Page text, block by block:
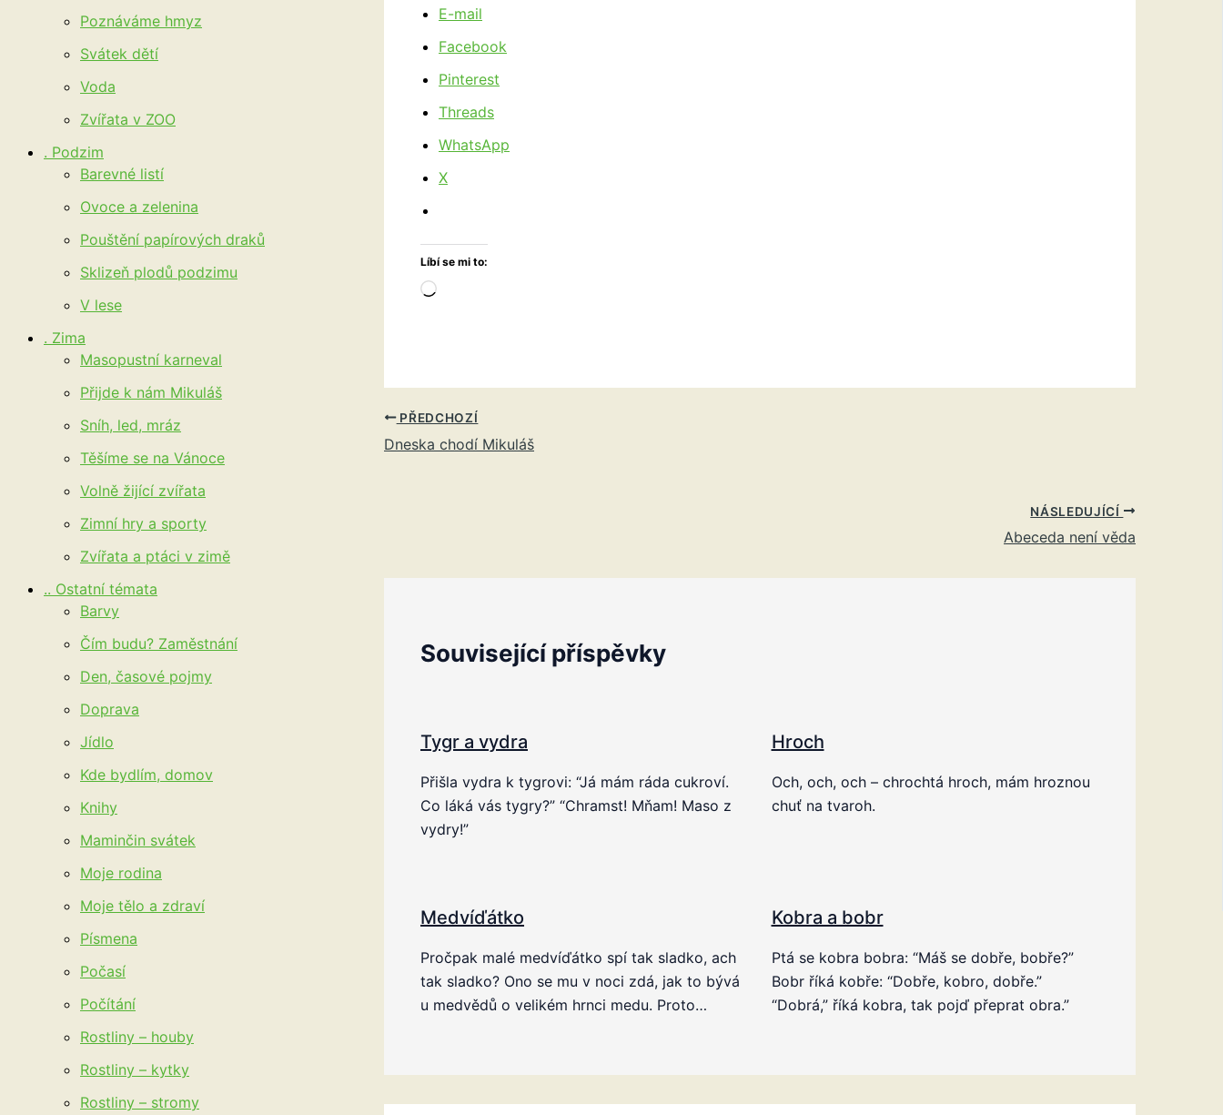
Poznáváme hmyz
Svátek dětí
Voda
Zvířata v ZOO
. Podzim
Barevné listí
Ovoce a zelenina
Pouštění papírových draků
Sklizeň plodů podzimu
V lese
. Zima
Masopustní karneval
Přijde k nám Mikuláš
Sníh, led, mráz
Těšíme se na Vánoce
Volně žijící zvířata
Zimní hry a sporty
Zvířata a ptáci v zimě
.. Ostatní témata
Barvy
Čím budu? Zaměstnání
Den, časové pojmy
Doprava
Jídlo
Kde bydlím, domov
Knihy
Maminčin svátek
Moje rodina
Moje tělo a zdraví
Písmena
Počasí
Počítání
Rostliny – houby
Rostliny – kytky
Rostliny – stromy
E-mail
Facebook
Pinterest
Threads
WhatsApp
X
Líbí se mi to:
Načítání…
PŘEDCHOZÍ
Dneska chodí Mikuláš
NÁSLEDUJÍCÍ
Abeceda není věda
Související příspěvky
Tygr a vydra
Přišla vydra k tygrovi: “Já mám ráda cukroví.
Co láká vás tygry?” “Chramst! Mňam! Maso z
vydry!”
Hroch
Och, och, och – chrochtá hroch, mám hroznou
chuť na tvaroh.
Medvíďátko
Pročpak malé medvíďátko spí tak sladko, ach
tak sladko? Ono se mu v noci zdá, jak to bývá
u medvědů o velikém hrnci medu. Proto…
Kobra a bobr
Ptá se kobra bobra: “Máš se dobře, bobře?”
Bobr říká kobře: “Dobře, kobro, dobře.”
“Dobrá,” říká kobra, tak pojď přeprat obra.”